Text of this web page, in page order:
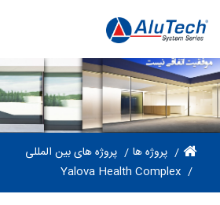
پروژه ها
پروژه های بین المللی
Yalova Health Complex